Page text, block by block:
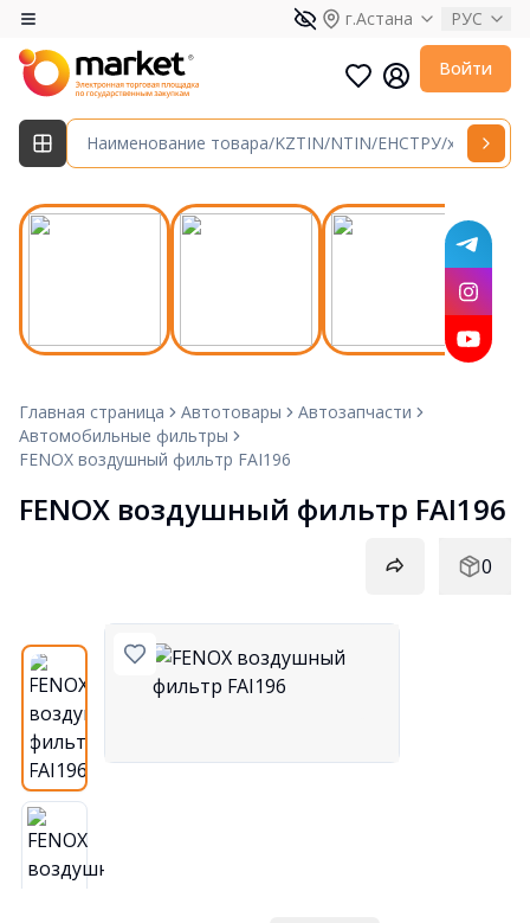
г.Астана РУС
Войти
Главная страница Автотовары
Автозапчасти
Автомобильные фильтры
FENOX воздушный фильтр FAI196
FENOX воздушный фильтр FAI196
0